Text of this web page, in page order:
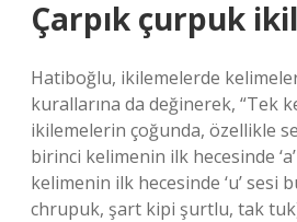
Çarpık çurpuk
Hatiboğlu, ikilemelerde
kurallarına da değinerek, “Tek
ikilemelerin çoğunda, özellikle
birinci kelimenin ilk hecesinde
kelimenin ilk hecesinde ‘u’ sesi
chrupuk, şart kipi şurtlu, tak